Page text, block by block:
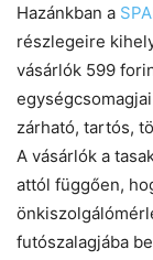
Hazánkban a
részlegeire
vásárlók 599
zárható, tartós,
A vásárlók a
attól függően,
futószalagjába
Chat
Helló! Miben